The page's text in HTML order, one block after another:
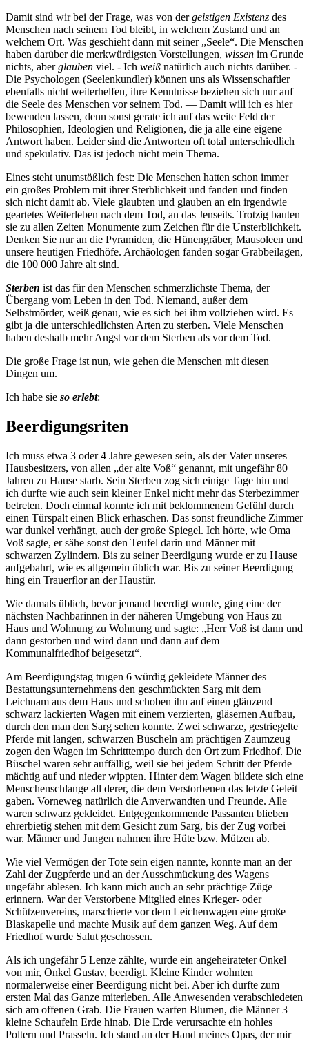
Damit sind wir bei der Frage, was von dergeistigen Existenz des
Menschen nach seinem Tod bleibt, in welchem Zustand und an
welchem Ort. Was geschieht dann mit seiner
Seele . Die Menschen
haben darüber die merkwürdigsten Vorstellungen, wissen im Grunde
nichts, aberglauben viel. - Ich weiß natürlich auch nichts darüber. -
Die Psychologen (Seelenkundler) können uns als Wissenschaftler
ebenfalls nicht weiterhelfen, ihre Kenntnisse beziehen sich nur auf
die Seele des Menschen vor seinem Tod. — Damit will ich es hier
bewenden lassen, denn sonst gerate ich auf das weite Feld der
Philosophien, Ideologien und Religionen, die ja alle eine eigene
Antwort haben. Leider sind die Antworten oft total unterschiedlich
und spekulativ. Das ist jedoch nicht mein Thema.
Eines steht unumstößlich fest: Die Menschen hatten schon immer
ein großes Problem mit ihrer Sterblichkeit und fanden und finden
sich nicht damit ab. Viele glaubten und glauben an ein irgendwie
geartetes Weiterleben nach dem Tod, an das Jenseits. Trotzig bauten
sie zu allen Zeiten Monumente zum Zeichen für die Unsterblichkeit.
Denken Sie nur an die Pyramiden, die Hünengräber, Mausoleen und
unsere heutigen Friedhöfe. Archäologen fanden sogar Grabbeilagen,
die 100 000 Jahre alt sind.
Sterben ist das für den Menschen schmerzlichste Thema, der
Übergang vom Leben in den Tod. Niemand, außer dem
Selbstmörder, weiß genau, wie es sich bei ihm vollziehen wird. Es
gibt ja die unterschiedlichsten Arten zu sterben. Viele Menschen
haben deshalb mehr Angst vor dem Sterben als vor dem Tod.
Die große Frage ist nun, wie gehen die Menschen mit diesen
Dingen um.
Ich habe sie so erlebt:
Beerdigungsriten
Ich muss etwa 3 oder 4 Jahre gewesen sein, als der Vater unseres
Hausbesitzers, von allen
der alte Voß
genannt, mit ungefähr 80
Jahren zu Hause starb. Sein Sterben zog sich einige Tage hin und
ich durfte wie auch sein kleiner Enkel nicht mehr das Sterbezimmer
betreten. Doch einmal konnte ich mit beklommenem Gefühl durch
einen Türspalt einen Blick erhaschen. Das sonst freundliche Zimmer
war dunkel verhängt, auch der große Spiegel. Ich hörte, wie Oma
Voß sagte, er sähe sonst den Teufel darin und Männer mit
schwarzen Zylindern. Bis zu seiner Beerdigung wurde er zu Hause
aufgebahrt, wie es allgemein üblich war. Bis zu seiner Beerdigung
hing ein Trauerflor an der Haustür.
Wie damals üblich, bevor jemand beerdigt wurde, ging eine der
nächsten Nachbarinnen in der näheren Umgebung von Haus zu
Haus und Wohnung zu Wohnung und sagte:
Herr Voß ist dann und
dann gestorben und wird dann und dann auf dem
Kommunalfriedhof beigesetzt .
Am Beerdigungstag trugen 6 würdig gekleidete Männer des
Bestattungsunternehmens den geschmückten Sarg mit dem
Leichnam aus dem Haus und schoben ihn auf einen glänzend
schwarz lackierten Wagen mit einem verzierten, gläsernen Aufbau,
durch den man den Sarg sehen konnte. Zwei schwarze, gestriegelte
Pferde mit langen, schwarzen Büscheln am prächtigen Zaumzeug
zogen den Wagen im Schritttempo durch den Ort zum Friedhof. Die
Büschel waren sehr auffällig, weil sie bei jedem Schritt der Pferde
mächtig auf und nieder wippten. Hinter dem Wagen bildete sich eine
Menschenschlange all derer, die dem Verstorbenen das letzte Geleit
gaben. Vorneweg natürlich die Anverwandten und Freunde. Alle
waren schwarz gekleidet. Entgegenkommende Passanten blieben
ehrerbietig stehen mit dem Gesicht zum Sarg, bis der Zug vorbei
war. Männer und Jungen nahmen ihre Hüte bzw. Mützen ab.
Wie viel Vermögen der Tote sein eigen nannte, konnte man an der
Zahl der Zugpferde und an der Ausschmückung des Wagens
ungefähr ablesen. Ich kann mich auch an sehr prächtige Züge
erinnern. War der Verstorbene Mitglied eines Krieger- oder
Schützenvereins, marschierte vor dem Leichenwagen eine große
Blaskapelle und machte Musik auf dem ganzen Weg. Auf dem
Friedhof wurde Salut geschossen.
Als ich ungefähr 5 Lenze zählte, wurde ein angeheirateter Onkel
von mir, Onkel Gustav, beerdigt. Kleine Kinder wohnten
normalerweise einer Beerdigung nicht bei. Aber ich durfte zum
ersten Mal das Ganze miterleben. Alle Anwesenden verabschiedeten
sich am offenen Grab. Die Frauen warfen Blumen, die Männer 3
kleine Schaufeln Erde hinab. Die Erde verursachte ein hohles
Poltern und Prasseln. Ich stand an der Hand meines Opas, der mir